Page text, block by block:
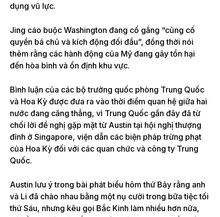
dụng vũ lực.
Jing cáo buộc Washington đang cố gắng “củng cố
quyền bá chủ và kích động đối đầu”, đồng thời nói
thêm rằng các hành động của Mỹ đang gây tổn hại
đến hòa bình và ổn định khu vực.
Bình luận của các bộ trưởng quốc phòng Trung Quốc
và Hoa Kỳ được đưa ra vào thời điểm quan hệ giữa hai
nước đang căng thẳng, vì Trung Quốc gần đây đã từ
chối lời đề nghị gặp mặt từ Austin tại hội nghị thượng
đỉnh ở Singapore, viện dẫn các biện pháp trừng phạt
của Hoa Kỳ đối với các quan chức và công ty Trung
Quốc.
Austin lưu ý trong bài phát biểu hôm thứ Bảy rằng anh
và Li đã chào nhau bằng một nụ cười trong bữa tiệc tối
thứ Sáu, nhưng kêu gọi Bắc Kinh làm nhiều hơn nữa,